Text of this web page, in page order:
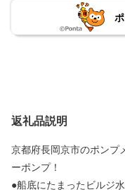
返礼品説明
京都府長岡京市のポンプ
ーポンプ！
●船底にたまったビルジ